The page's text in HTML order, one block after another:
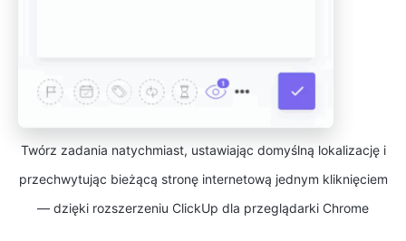
Twórz zadania natychmiast, ustawiając domyślną lokalizację i
przechwytując bieżącą stronę internetową jednym kliknięciem
— dzięki rozszerzeniu ClickUp dla przeglądarki Chrome